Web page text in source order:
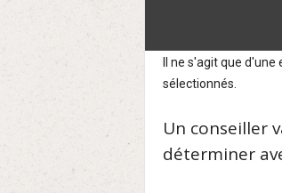
Il ne s'agit que d'une
sélectionnés.
Un conseiller
déterminer